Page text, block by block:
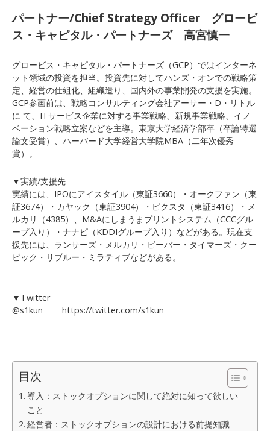
パートナー/Chief Strategy Officer グロービ
ス・キャピタル・パートナーズ 高宮慎一
グロービス・キャピタル・パートナーズ（GCP）ではインターネ
ット領域の投資を担当。投資先に対してハンズ・オンでの戦略策
定、経営の仕組化、組織造り、国内外の事業開発の支援を実施。
GCP参画前は、戦略コンサルティング会社アーサー・D・リトル
に て、ITサービス企業に対する事業戦略、新規事業戦略、イノ
ベーション戦略立案などを主導。東京大学経済学部卒（卒論特選
論文受賞）、ハーバード大学経営大学院MBA（二年次優秀
賞）。
▼実績/支援先
実績には、IPOにアイスタイル（東証3660）・オークファン（東
証3674）・カヤック（東証3904）・ピクスタ（東証3416）・メ
ルカリ（4385）、M&Aにしまうまプリントシステム（CCCグル
ープ入り）・ナナピ（KDDIグループ入り）などがある。現在支
援先には、ランサーズ・メルカリ・ビーバー・タイマーズ・クー
ビック・リブルー・ミラティブなどがある。
▼Twitter
@s1kun https://twitter.com/s1kun
目次
導入：ストックオプションに関して絶対に知って欲しい
こと
経営者：ストックオプションの設計における前提知識